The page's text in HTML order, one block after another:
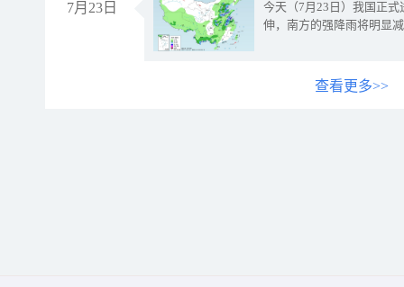
7月23日
今天（7月23日）我国正
伸，南方的强降雨将明显
查看更多>>